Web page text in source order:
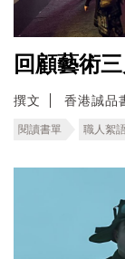
回顧藝術
撰文 香港誠品
閱讀書單 職人絮